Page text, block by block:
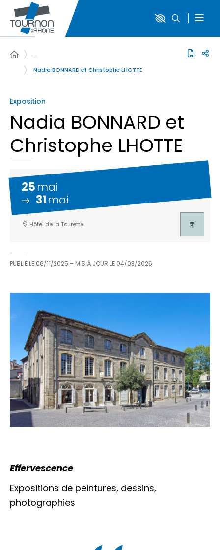
…
Nadia BONNARD et Christophe LHOTTE
Exposition
Nadia BONNARD et
Christophe LHOTTE
25mai
31mai
Hôtel de la Tourette
PUBLIÉ LE 06/11/2025 – MIS À JOUR LE 04/03/2026
Effervescence
Expositions de peintures, dessins,
photographies